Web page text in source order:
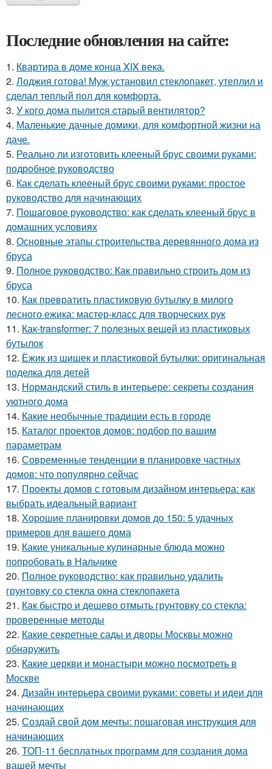
Последние обновления на сайте:
1. Квартира в доме конца XIX века.
2. Лоджия готова! Муж установил стеклопакет, утеплил и
сделал теплый пол для комфорта.
3. У кого дома пылитcя cтарый вентилятор?
4. Маленькие дачные домики, для комфортной жизни на
даче.
5. Реально ли изготовить клееный брус своими руками:
подробное руководство
6. Как сделать клееный брус своими руками: простое
руководство для начинающих
7. Пошаговое руководство: как сделать клееный брус в
домашних условиях
8. Основные этапы строительства деревянного дома из
бруса
9. Полное руководство: Как правильно строить дом из
бруса
10. Как превратить пластиковую бутылку в милого
лесного ежика: мастер-класс для творческих рук
11. Как-transformer: 7 полезных вещей из пластиковых
бутылок
12. Ёжик из шишек и пластиковой бутылки: оригинальная
поделка для детей
13. Нормандский стиль в интерьере: секреты создания
уютного дома
14. Какие необычные традиции есть в городе
15. Каталог проектов домов: подбор по вашим
параметрам
16. Современные тенденции в планировке частных
домов: что популярно сейчас
17. Проекты домов с готовым дизайном интерьера: как
выбрать идеальный вариант
18. Хорошие планировки домов до 150: 5 удачных
примеров для вашего дома
19. Какие уникальные кулинарные блюда можно
попробовать в Нальчике
20. Полное руководство: как правильно удалить
грунтовку со стекла окна стеклопакета
21. Как быстро и дешево отмыть грунтовку со стекла:
проверенные методы
22. Какие секретные сады и дворы Москвы можно
обнаружить
23. Какие церкви и монастыри можно посмотреть в
Москве
24. Дизайн интерьера своими руками: советы и идеи для
начинающих
25. Создай свой дом мечты: пошаговая инструкция для
начинающих
26. ТОП-11 бесплатных программ для создания дома
вашей мечты